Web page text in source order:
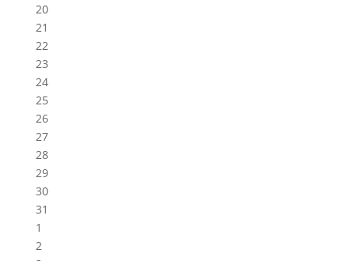
20
21
22
23
24
25
26
27
28
29
30
31
1
2